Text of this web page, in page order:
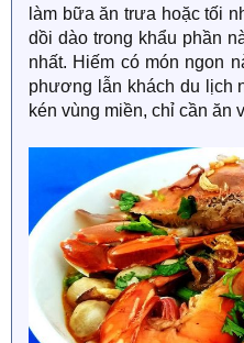
làm bữa ăn trưa hoặc tối
dồi dào trong khẩu phần
nhất. Hiếm có món ngon
phương lẫn khách du lịch
kén vùng miền, chỉ cần ăn